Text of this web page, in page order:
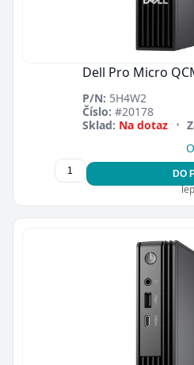
Dell Pro Micro
P/N: 5H4W2
Číslo: #20178
Sklad: Na dotaz •
DO